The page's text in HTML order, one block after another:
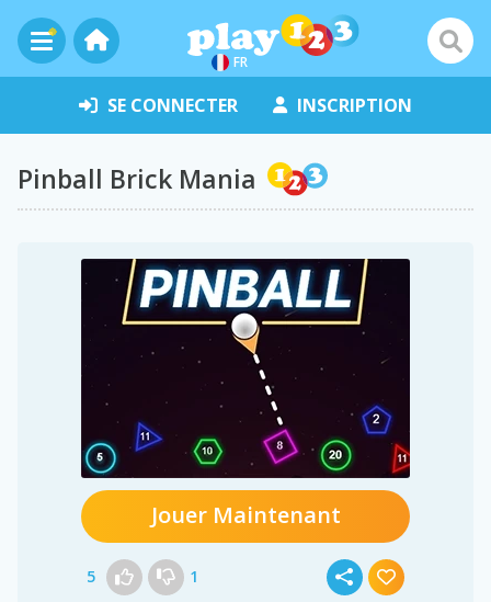
FR
SE CONNECTER INSCRIPTION
Pinball Brick Mania
Jouer Maintenant
5 1